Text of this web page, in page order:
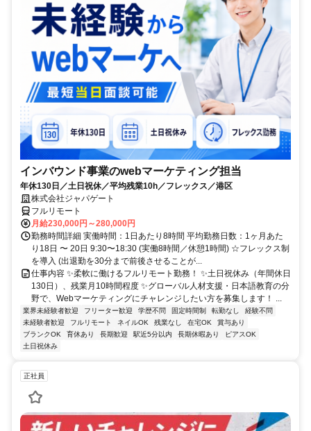
インバウンド事業のwebマーケティング担当
年休130日／土日祝休／平均残業10h／フレックス／港区
株式会社ジャパゲート
フルリモート
月給230,000円～280,000円
勤務時間詳細 実働時間：1日あたり8時間 平均勤務日数：1ヶ月あた
り18日 〜 20日 9:30〜18:30 (実働8時間／休憩1時間) ☆フレックス制
を導入 (出退勤を30分まで前後させることが...
仕事内容 ✨柔軟に働けるフルリモート勤務！ ✨土日祝休み（年間休日
130日）、残業月10時間程度 ✨グローバル人材支援・日本語教育の分
野で、Webマーケティングにチャレンジしたい方を募集します！ ...
業界未経験者歓迎 フリーター歓迎 学歴不問 固定時間制 転勤なし
経験不問
未経験者歓迎
フルリモート ネイルOK 残業なし 在宅OK
賞与あり
ブランクOK
育休あり 長期歓迎 駅近5分以内 長期休暇あり
ピアスOK
土日祝休み
正社員